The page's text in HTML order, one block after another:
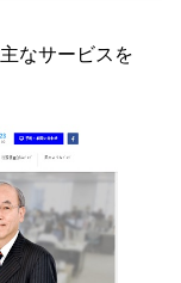
なサービスを